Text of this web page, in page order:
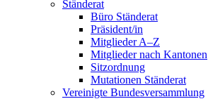
Ständerat
Büro Ständerat
Präsident/in
Mitglieder A–Z
Mitglieder nach Kantonen
Sitzordnung
Mutationen Ständerat
Vereinigte Bundesversammlung